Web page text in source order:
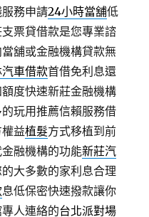
務申請24小時當舖低
票貸借款是您專業諮
舖或金融機構貸款無
車借款首借免利息還
度快速新莊金融機構
玩用推薦信賴服務借
益植髮方式移植到前
融機構的功能新莊汽
大多數的家利息合理
息低保密快速撥款讓你
人連絡的台北派對場